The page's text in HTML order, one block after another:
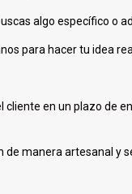
algo específico o
para hacer tu idea
cliente en un plazo de
de manera artesanal y